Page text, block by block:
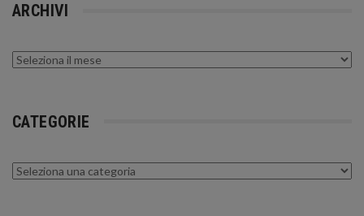
ARCHIVI
Archivi
CATEGORIE
Categorie